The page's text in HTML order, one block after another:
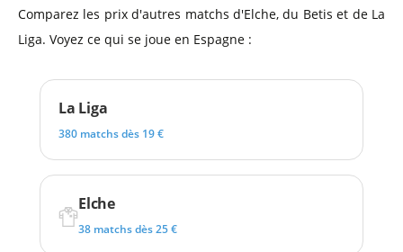
Comparez les prix d'autres matchs d'Elche, du Betis et de La
Liga. Voyez ce qui se joue en Espagne :
La Liga
380 matchs dès 19 €
Elche
38 matchs dès 25 €